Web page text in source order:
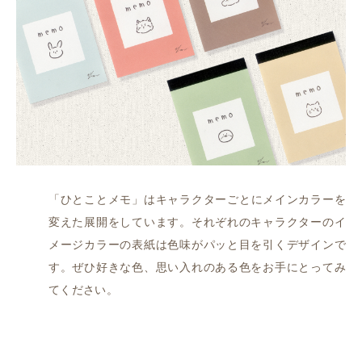
「ひとことメモ」はキャラクターごとにメインカラーを
変えた展開をしています。それぞれのキャラクターのイ
メージカラーの表紙は色味がパッと目を引くデザインで
す。ぜひ好きな色、思い入れのある色をお手にとってみ
てください。